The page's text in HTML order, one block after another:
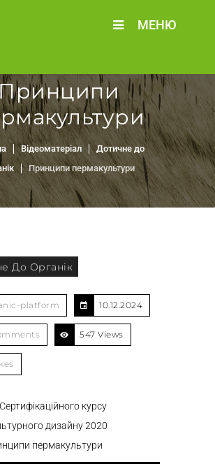
МЕНЮ
Відеоматеріал
Дотичне до
Принципи пермакультури
До Органік
platform 10.12.2024
547 Views
курсу
дизайну 2020
пермакультури